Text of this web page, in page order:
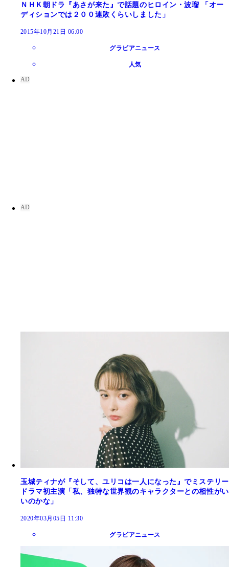
ＮＨＫ朝ドラ『あさが来た』で話題のヒロイン・波瑠 「オー
ディションでは２００連敗くらいしました」
2015年10月21日 06:00
グラビアニュース
人気
玉城ティナが『そして、ユリコは一人になった』でミステリー
ドラマ初主演「私、独特な世界観のキャラクターとの相性がい
いのかな」
2020年03月05日 11:30
グラビアニュース